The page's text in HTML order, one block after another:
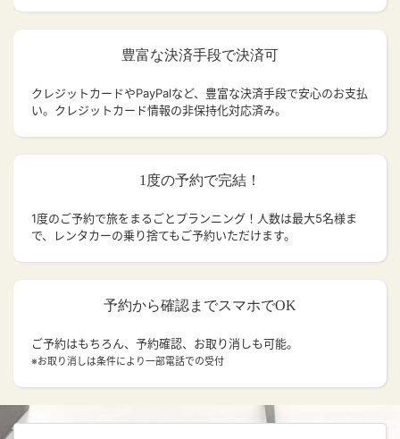
豊富な決済手段で決済可
クレジットカードやPayPalなど、豊富な決済手段で安心のお支払
い。クレジットカード情報の非保持化対応済み。
1度の予約で完結！
1度のご予約で旅をまるごとプランニング！人数は最大5名様ま
で、レンタカーの乗り捨てもご予約いただけます。
予約から確認までスマホでOK
ご予約はもちろん、予約確認、お取り消しも可能。
※お取り消しは条件により一部電話での受付